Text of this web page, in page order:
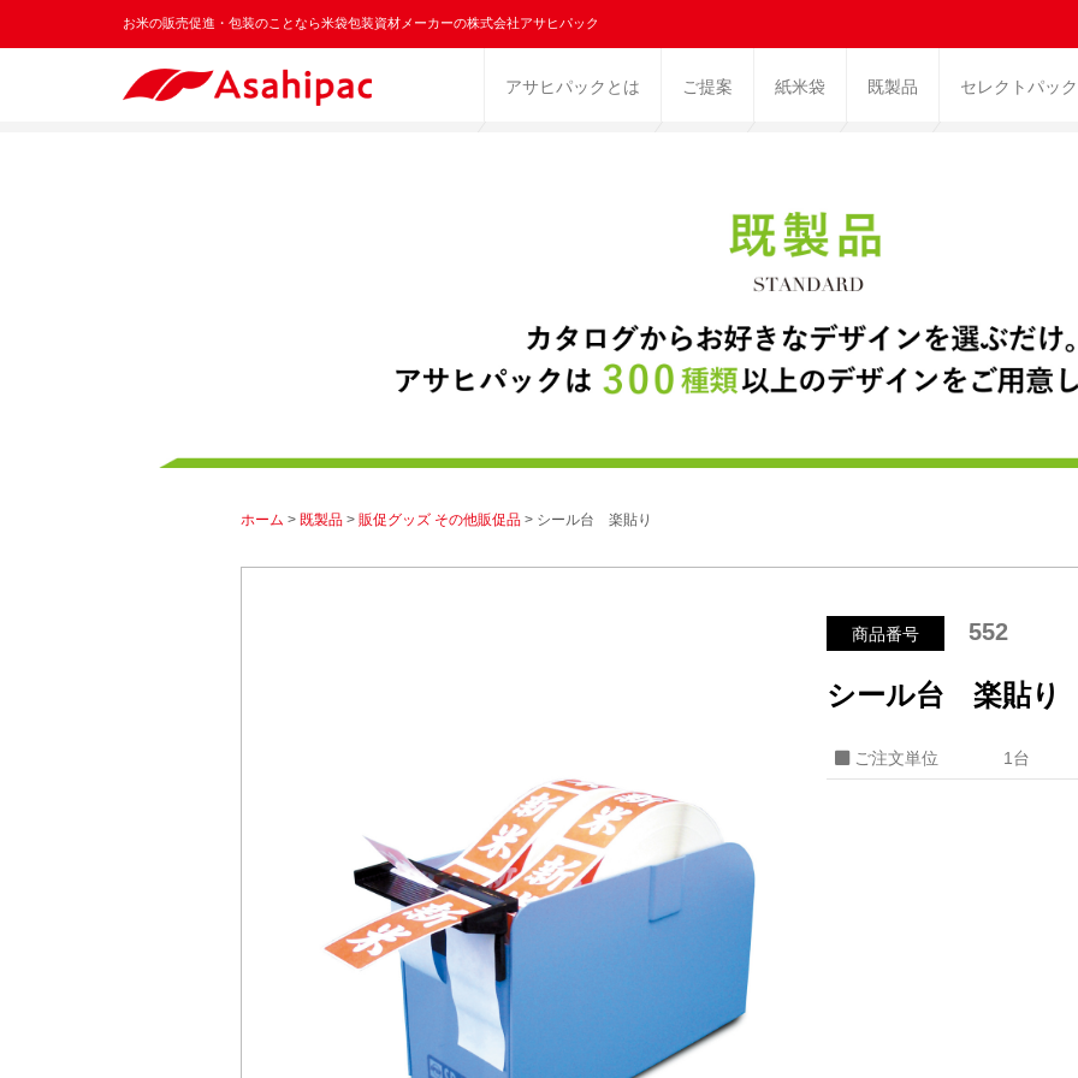
お米の販売促進・包装のことなら米袋包装資材メーカーの株式会社アサヒパック
アサヒパックとは ご提案 紙米袋 既製品 セレクトパック
ホーム > 既製品> 販促グッズ その他販促品> シール台 楽貼り
商品番号 552
シール台 楽貼
ご注文単位 1台